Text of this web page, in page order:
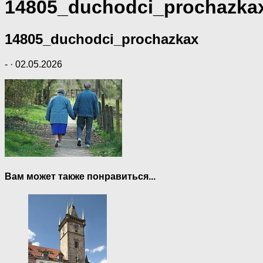
14805_duchodci_prochazkax
- · 02.05.2026
Вам может также понравиться...